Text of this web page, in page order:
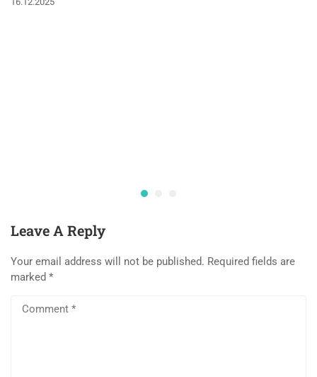
Leave A Reply
Your email address will not be published. Required fields are
marked *